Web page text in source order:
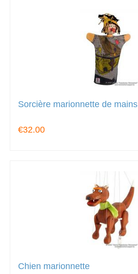
Sorcière marionnette de mains
€32.00
Chien marionnette